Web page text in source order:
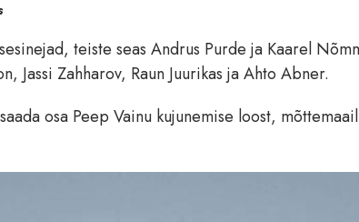
teiste seas Andrus Purde ja Kaarel
Jassi Zahharov, Raun Juurikas ja Ahto Abner.
osa Peep Vainu kujunemise loost,